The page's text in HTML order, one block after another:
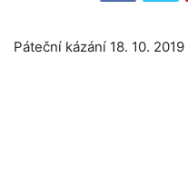
Páteční kázání 18. 10.